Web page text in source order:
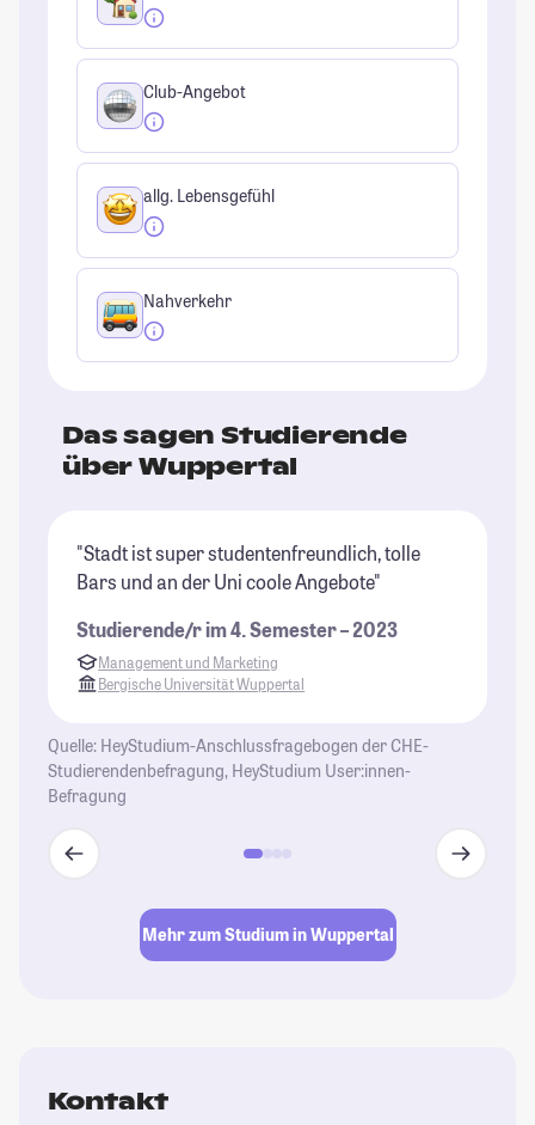
Club-Angebot
allg. Lebensgefühl
Nahverkehr
Das sagen Studierende
über Wuppertal
"Stadt ist super studentenfreundlich, tolle
Bars und an der Uni coole Angebote"
Studierende/r im 4. Semester – 2023
Management und Marketing
Bergische Universität Wuppertal
Quelle: HeyStudium-Anschlussfragebogen der CHE-
Studierendenbefragung, HeyStudium User:innen-
Befragung
Mehr zum Studium in Wuppertal
Kontakt